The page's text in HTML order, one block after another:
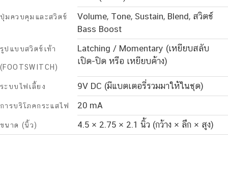
ปุ่มควบคุมและสวิตช์
Volume, Tone, Sustain, Blend, สวิตช์
Bass Boost
รูปแบบสวิตช์เท้า
(FOOTSWITCH)
Latching / Momentary (เหยียบสลับ
เปิด-ปิด หรือ เหยียบค้าง)
ระบบไฟเลี้ยง 9V DC (มีแบตเตอรี่รวมมาให้ในชุด)
การบริโภคกระแสไฟ 20 mA
ขนาด (นิ้ว) 4.5 × 2.75 × 2.1 นิ้ว (กว้าง × ลึก × สูง)